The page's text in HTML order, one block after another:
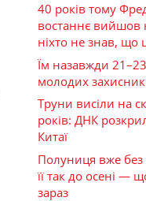
40 років тому
востаннє вийшов
ніхто не знав, що
Їм назавжди
молодих
Труни висіли на
років: ДНК
Китаї
Полуниця вже без
її так до осені —
зараз